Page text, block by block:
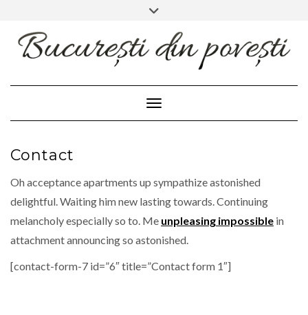
content
Toggle
Toggle Navigation
Contact
Oh acceptance apartments up sympathize astonished
delightful. Waiting him new lasting towards. Continuing
melancholy especially so to. Me unpleasing impossible in
attachment announcing so astonished.
[contact-form-7 id=”6″ title=”Contact form 1″]